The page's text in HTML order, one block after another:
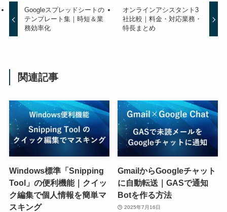
Googleスプレッドシートの
テンプレート集｜時短＆業
務効率化
オンラインアシスタント3
社比較｜料金・対応業務・
特長まとめ
関連記事
Windows標準「Snipping
Tool」の便利機能｜クイッ
ク編集で個人情報を簡単マ
スキング
GmailからGoogleチャット
に自動転送｜GASで通知
Botを作る方法
2025年7月16日